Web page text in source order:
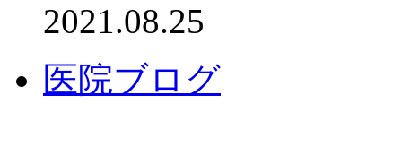
2021.08.25
医院ブログ